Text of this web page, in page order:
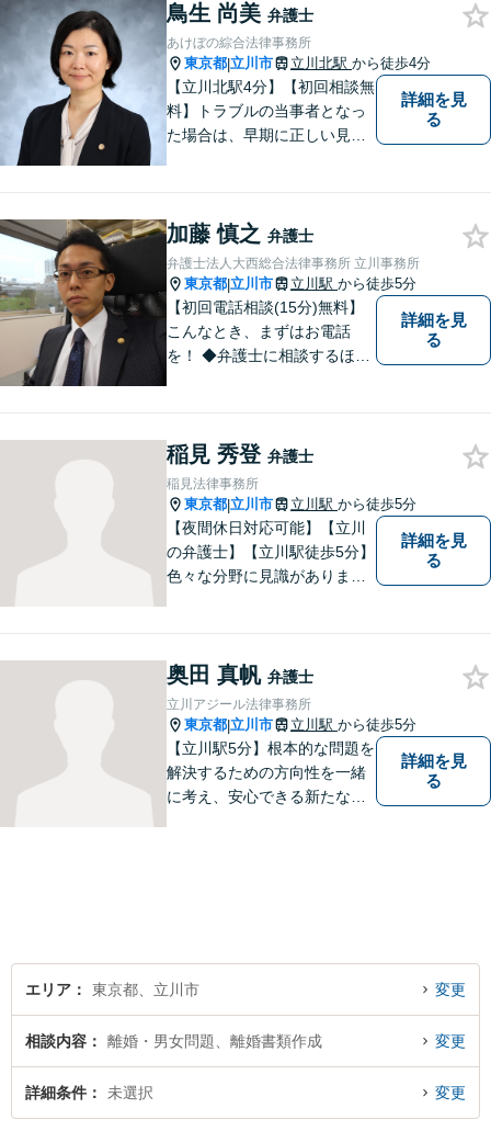
い！
鳥生 尚美 弁護士
あけぼの綜合法律事務所
東京都|立川市 立川北駅 から徒歩4分
【立川北駅4分】【初回相談無
料】トラブルの当事者となっ
た場合は、早期に正しい見通
要な準備です。お困りの方は
ぜひご相談ください。
詳細を見
る
加藤 慎之 弁護士
弁護士法人大西総合法律事務所 立川事務所
東京都|立川市 立川駅 から徒歩5分
【初回電話相談(15分)無料】
こんなとき、まずはお電話
を！ ◆弁護士に相談するほど
法を指南します。） ◆弁護士
に依頼したら、費用はいくら
かかるのか。
詳細を見
る
稲見 秀登 弁護士
稲見法律事務所
東京都|立川市 立川駅 から徒歩5分
【夜間休日対応可能】【立川
の弁護士】【立川駅徒歩5分】
色々な分野に見識がありま
詳細を見
る
奥田 真帆 弁護士
立川アジール法律事務所
東京都|立川市 立川駅 から徒歩5分
【立川駅5分】根本的な問題を
解決するための方向性を一緒
に考え、安心できる新たなス
詳細を見
る
エリア 東京都、立川市 変更
相談内容 離婚・男女問題、離婚書類作成 変更
詳細条件 未選択 変更